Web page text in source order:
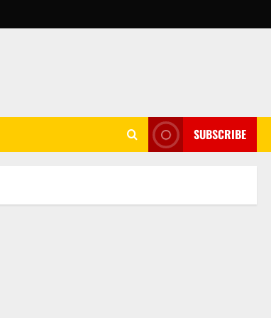
SUBSCRIBE